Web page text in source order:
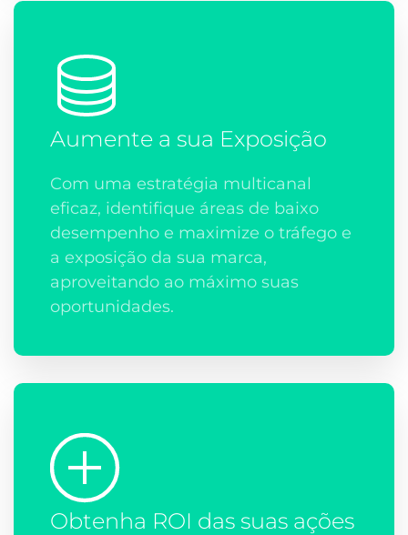
Aumente a sua Exposição
Com uma estratégia multicanal
eficaz, identifique áreas de baixo
desempenho e maximize o tráfego e
a exposição da sua marca,
aproveitando ao máximo suas
oportunidades.
Obtenha ROI das suas ações